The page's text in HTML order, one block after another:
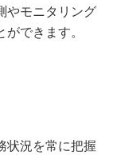
やモニタリング
できます。
状況を常に把握